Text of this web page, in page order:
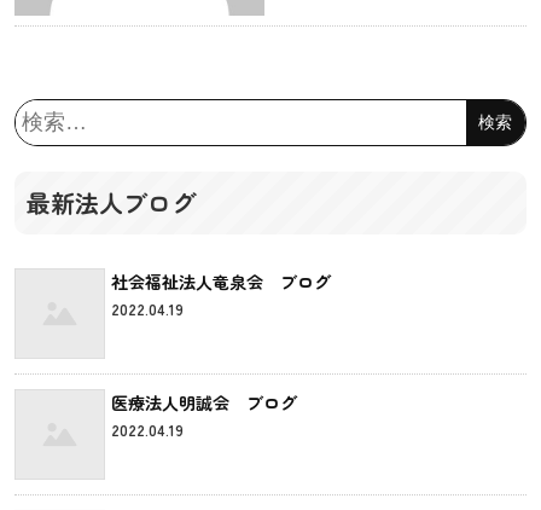
検
索:
最新法人ブログ
社会福祉法人竜泉会 ブログ
2022.04.19
医療法人明誠会 ブログ
2022.04.19